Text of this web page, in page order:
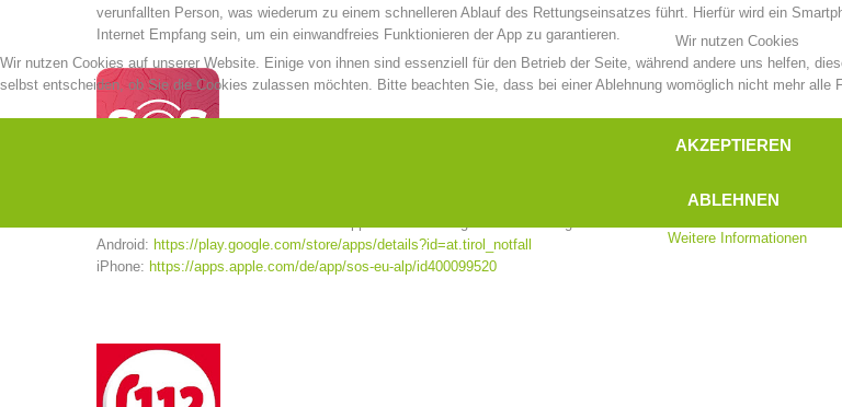
verunfallten Person, was wiederum zu einem schnelleren Ablauf des Rettungseinsatzes führt. Hierfür wird ein
Internet Empfang sein, um ein einwandfreies Funktionieren der App zu garantieren.
Android: https://play.google.com/store/apps/details?id=at.tirol_notfall
iPhone: https://apps.apple.com/de/app/sos-eu-alp/id400099520
Wir nutzen Cookies
Wir nutzen Cookies auf unserer Website. Einige von ihnen sind essenziell für den Betrieb der Seite, während andere uns helfen,
selbst entscheiden, ob Sie die Cookies zulassen möchten. Bitte beachten Sie, dass bei einer Ablehnung womöglich nicht mehr alle
AKZEPTIEREN
ABLEHNEN
Weitere Informationen